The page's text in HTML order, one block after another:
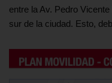
entre la Av. Pedro
sur de la ciudad. Esto,